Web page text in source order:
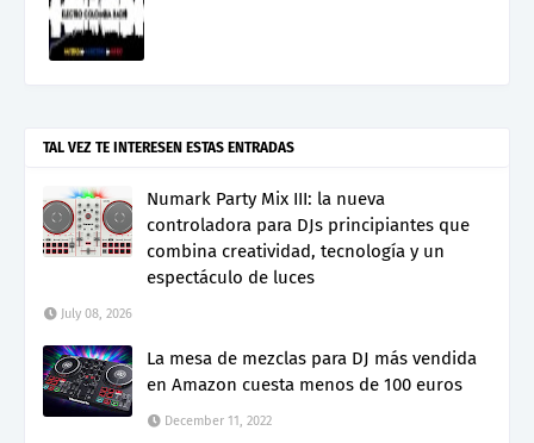
TAL VEZ TE INTERESEN ESTAS ENTRADAS
Numark Party Mix III: la nueva
controladora para DJs principiantes que
combina creatividad, tecnología y un
espectáculo de luces
July 08, 2026
La mesa de mezclas para DJ más vendida
en Amazon cuesta menos de 100 euros
December 11, 2022